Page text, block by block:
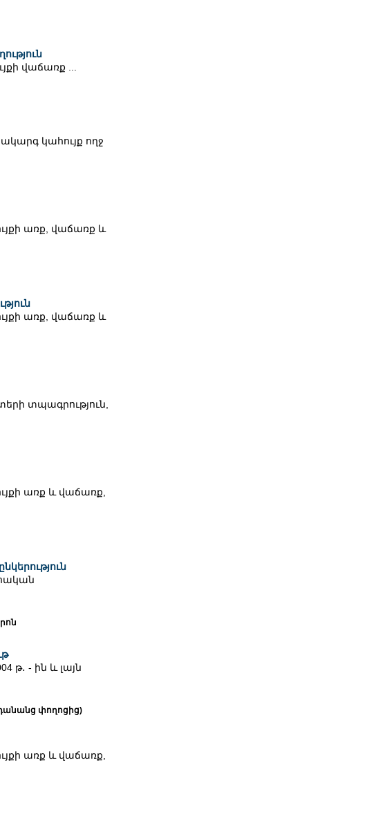
վաճառք ...
կահույք ողջ
առք, վաճառք և
առք, վաճառք և
տպագրություն,
առք և վաճառք,
թ․ - ին և լայն
փողոցից)
առք և վաճառք,